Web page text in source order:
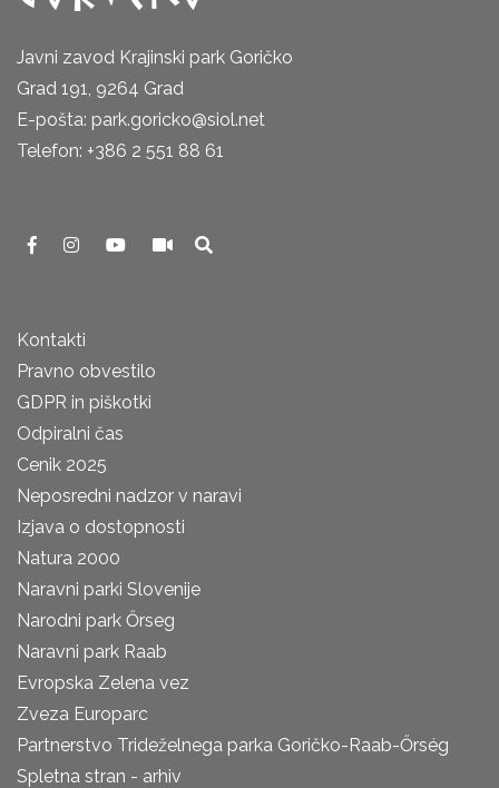
Javni zavod Krajinski park Goričko
Grad 191, 9264 Grad
E-pošta: park.goricko@siol.net
Telefon: +386 2 551 88 61
Kontakti
Pravno obvestilo
GDPR in piškotki
Odpiralni čas
Cenik 2025
Neposredni nadzor v naravi
Izjava o dostopnosti
Natura 2000
Naravni parki Slovenije
Narodni park Őrseg
Naravni park Raab
Evropska Zelena vez
Zveza Europarc
Partnerstvo Trideželnega parka Goričko-Raab-Őrség
Spletna stran - arhiv